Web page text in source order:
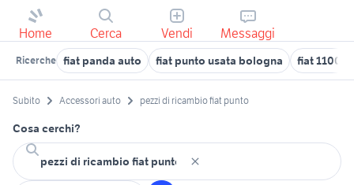
Home Cerca Vendi Messaggi
Ricerche fiat panda auto fiat punto usata bologna fiat 1100
Subito Accessori auto pezzi di ricambio fiat punto
Cosa cerchi?